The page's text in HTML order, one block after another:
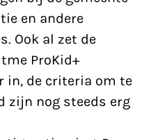
en andere
Ook al zet de
ProKid+
in, de criteria om te
zijn nog steeds erg